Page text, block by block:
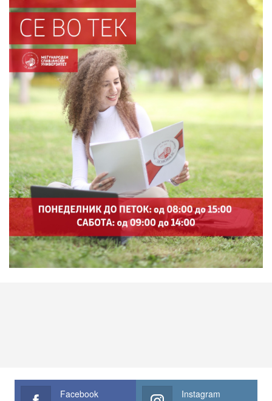
Facebook Instagram